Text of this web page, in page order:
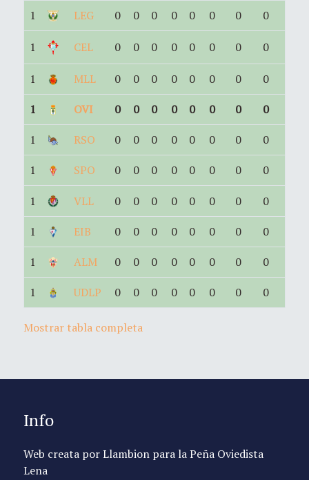
1
LEG 0 0 0 0 0 0 0 0
1 CEL 0 0 0 0 0 0 0 0
1 MLL 0 0 0 0 0 0 0
0
1
OVI 0 0 0 0 0 0 0
0
1
RSO 0 0 0 0 0 0 0
0
1
SPO 0 0 0 0 0 0 0 0
1 VLL 0 0 0 0 0 0 0
0
1
EIB 0 0 0 0 0 0 0
0
1
ALM 0 0 0 0 0 0 0
0
1
UDLP 0 0 0 0 0 0 0 0
Mostrar tabla completa
Info
Web creata por Llambion para la Peña Oviedista
Lena